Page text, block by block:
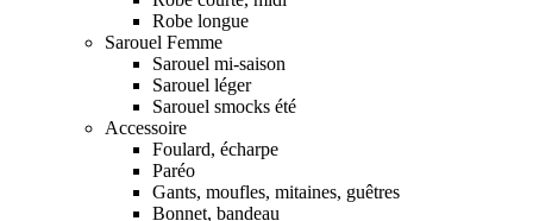
Robe longue
Sarouel Femme
Sarouel mi-saison
Sarouel léger
Sarouel smocks été
Accessoire
Foulard, écharpe
Paréo
Gants, moufles, mitaines, guêtres
Bonnet, bandeau